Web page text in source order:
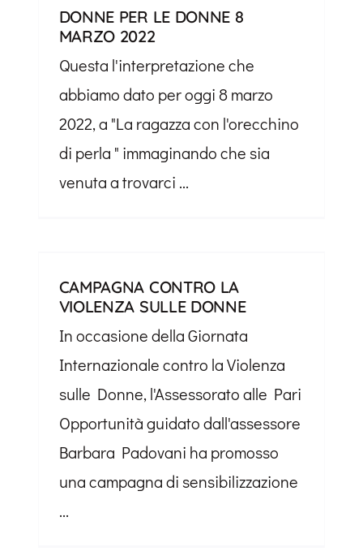
DONNE PER LE DONNE 8
MARZO 2022
Questa l'interpretazione che
abbiamo dato per oggi 8 marzo
2022, a "La ragazza con l'orecchino
di perla " immaginando che sia
venuta a trovarci ...
CAMPAGNA CONTRO LA
VIOLENZA SULLE DONNE
In occasione della Giornata
Internazionale contro la Violenza
sulle Donne, l'Assessorato alle Pari
Opportunità guidato dall'assessore
Barbara Padovani ha promosso
una campagna di sensibilizzazione
...